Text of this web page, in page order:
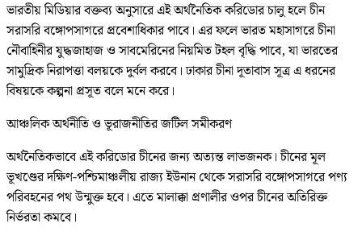
ভারতীয় মিডিয়ার বক্তব্য অনুসারে এই অর্থনৈতিক করিডোর চালু হলে চীন
সরাসরি বঙ্গোপসাগরে প্রবেশাধিকার পাবে। এর ফলে ভারত মহাসাগরে চীনা
নৌবাহিনীর যুদ্ধজাহাজ ও সাবমেরিনের নিয়মিত টহল বৃদ্ধি পাবে, যা ভারতের
সামুদ্রিক নিরাপত্তা বলয়কে দুর্বল করবে। ঢাকার চীনা দূতাবাস সূত্র এ ধরনের
বিষয়কে কল্পনা প্রসূত বলে মনে করে।
আঞ্চলিক অর্থনীতি ও ভূরাজনীতির জটিল সমীকরণ
অর্থনৈতিকভাবে এই করিডোর চীনের জন্য অত্যন্ত লাভজনক। চীনের মূল
ভূখণ্ডের দক্ষিণ-পশ্চিমাঞ্চলীয় রাজ্য ইউনান থেকে সরাসরি বঙ্গোপসাগরে পণ্য
পরিবহনের পথ উন্মুক্ত হবে। এতে মালাক্কা প্রণালীর ওপর চীনের অতিরিক্ত
নির্ভরতা কমবে।